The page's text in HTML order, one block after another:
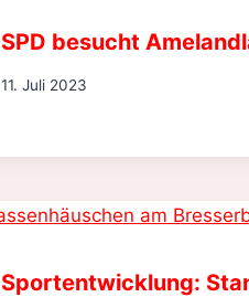
SPD besucht
11. Juli 2023
Sportentwicklung: